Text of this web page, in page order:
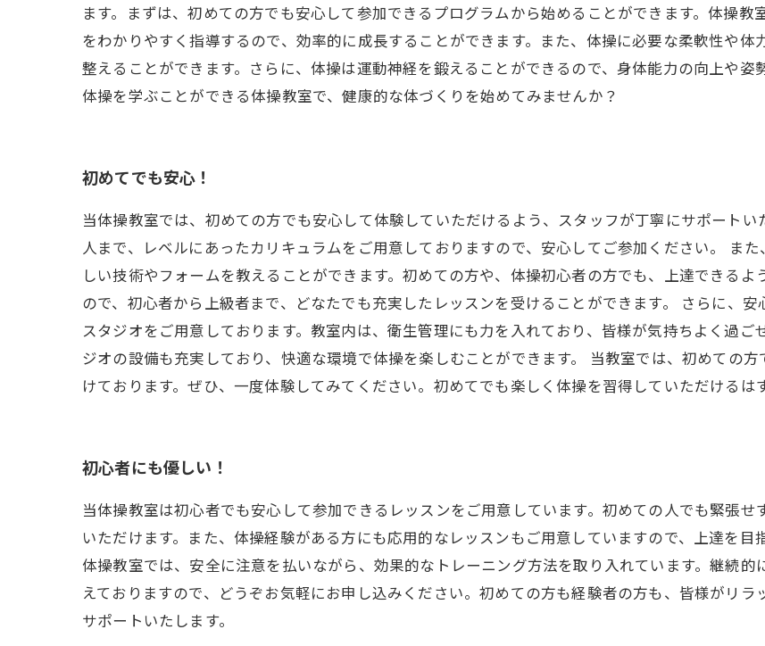
ます。まずは、初めての方でも安心して参加できるプログラムから始めることができます。体操
をわかりやすく指導するので、効率的に成長することができます。また、体操に必要な柔軟性や
整えることができます。さらに、体操は運動神経を鍛えることができるので、身体能力の向上や姿
体操を学ぶことができる体操教室で、健康的な体づくりを始めてみませんか？
初めてでも安心！
当体操教室では、初めての方でも安心して体験していただけるよう、スタッフが丁寧にサポート
人まで、レベルにあったカリキュラムをご用意しておりますので、安心してご参加ください。 ま
しい技術やフォームを教えることができます。初めての方や、体操初心者の方でも、上達できる
ので、初心者から上級者まで、どなたでも充実したレッスンを受けることができます。 さらに、
スタジオをご用意しております。教室内は、衛生管理にも力を入れており、皆様が気持ちよく過ご
ジオの設備も充実しており、快適な環境で体操を楽しむことができます。 当教室では、初めての
けております。ぜひ、一度体験してみてください。初めてでも楽しく体操を習得していただけるは
初心者にも優しい！
当体操教室は初心者でも安心して参加できるレッスンをご用意しています。初めての人でも緊張
いただけます。また、体操経験がある方にも応用的なレッスンもご用意していますので、上達を
体操教室では、安全に注意を払いながら、効果的なトレーニング方法を取り入れています。継続
えておりますので、どうぞお気軽にお申し込みください。初めての方も経験者の方も、皆様がリ
サポートいたします。